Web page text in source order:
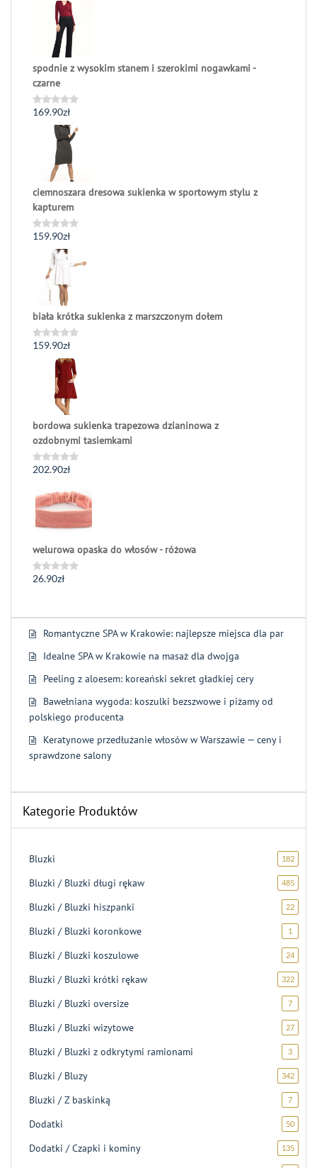
spodnie z wysokim stanem i szerokimi nogawkami -
czarne
Oceniono
169.90zł
ciemnoszara dresowa sukienka w sportowym stylu z
kapturem
Oceniono
159.90zł
biała krótka sukienka z marszczonym dołem
Oceniono
159.90zł
bordowa sukienka trapezowa dzianinowa z
ozdobnymi tasiemkami
Oceniono
5
202.90zł
welurowa opaska do włosów - różowa
Oceniono
26.90zł
Romantyczne SPA w Krakowie: najlepsze miejsca dla par
Idealne SPA w Krakowie na masaż dla dwojga
Peeling z aloesem: koreański sekret gładkiej cery
Bawełniana wygoda: koszulki bezszwowe i piżamy od
polskiego producenta
Keratynowe przedłużanie włosów w Warszawie — ceny i
sprawdzone salony
Kategorie Produktów
Bluzki 182182
Bluzki / Bluzki długi rękaw 485485
Bluzki / Bluzki hiszpanki 2222
Bluzki / Bluzki koronkowe 1
Bluzki / Bluzki koszulowe 2424
Bluzki / Bluzki krótki rękaw 322322
Bluzki / Bluzki oversize 77
Bluzki / Bluzki wizytowe 2727
Bluzki / Bluzki z odkrytymi ramionami 33
Bluzki / Bluzy 342342
Bluzki / Z baskinką 77
Dodatki 5050
Dodatki / Czapki i kominy 135135